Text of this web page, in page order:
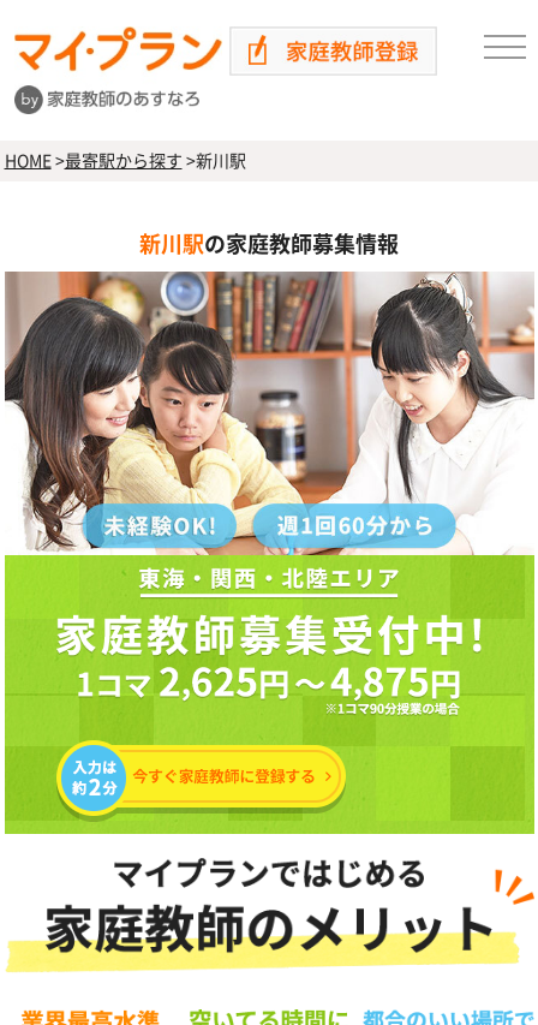
HOME>最寄駅から探す >新川駅
新川駅の家庭教師募集情報